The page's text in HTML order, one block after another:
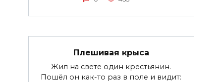
Плешивая крыса
Жил на свете один крестьянин.
Пошёл он как-то раз в поле и видит: